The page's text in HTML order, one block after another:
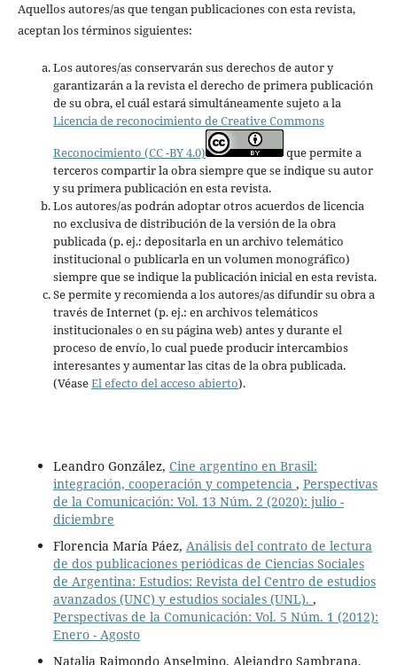
Aquellos autores/as que tengan publicaciones con esta revista,
aceptan los términos siguientes:
Los autores/as conservarán sus derechos de autor y
garantizarán a la revista el derecho de primera publicación
de su obra, el cuál estará simultáneamente sujeto a la
Licencia de reconocimiento de Creative Commons
Reconocimiento (CC -BY 4.0)
que permite a
terceros compartir la obra siempre que se indique su autor
y su primera publicación en esta revista.
Los autores/as podrán adoptar otros acuerdos de licencia
no exclusiva de distribución de la versión de la obra
publicada (p. ej.: depositarla en un archivo telemático
institucional o publicarla en un volumen monográfico)
siempre que se indique la publicación inicial en esta revista.
Se permite y recomienda a los autores/as difundir su obra a
través de Internet (p. ej.: en archivos telemáticos
institucionales o en su página web) antes y durante el
proceso de envío, lo cual puede producir intercambios
interesantes y aumentar las citas de la obra publicada.
(VéaseEl efecto del acceso abierto).
Leandro González, Cine argentino en Brasil:
integración, cooperación y competencia , Perspectivas
de la Comunicación: Vol. 13 Núm. 2 (2020): julio -
diciembre
Florencia María Páez, Análisis del contrato de lectura
de dos publicaciones periódicas de Ciencias Sociales
de Argentina: Estudios: Revista del Centro de estudios
avanzados (UNC) y estudios sociales (UNL). ,
Perspectivas de la Comunicación: Vol. 5 Núm. 1 (2012):
Enero - Agosto
Natalia Raimondo Anselmino, Alejandro Sambrana,